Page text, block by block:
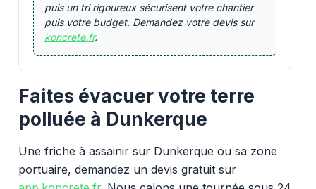
puis un tri rigoureux sécurisent votre chantier
puis votre budget. Demandez votre devis sur
koncrete.fr.
Faites évacuer votre terre
polluée à Dunkerque
Une friche à assainir sur Dunkerque ou sa zone
portuaire, demandez un devis gratuit sur